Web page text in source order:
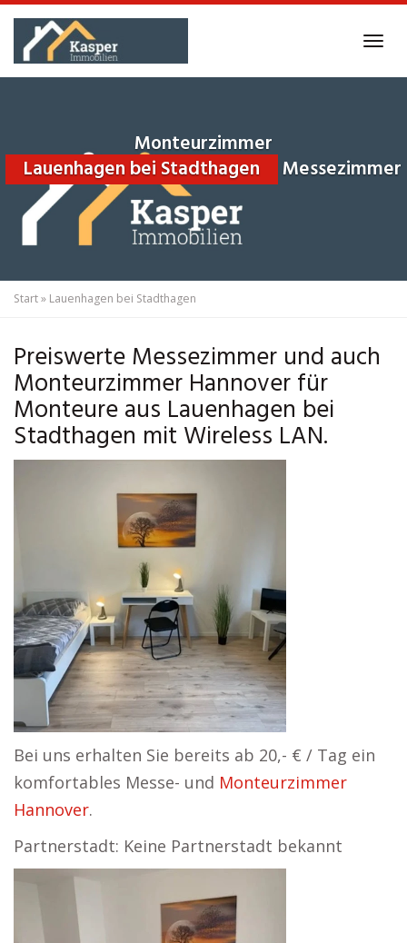
Skip
main
Monteurzimmer
Lauenhagen bei Stadthagen
Messezimmer
Start» Lauenhagen bei Stadthagen
Preiswerte Messezimmer und auch
Monteurzimmer Hannover für
Monteure aus Lauenhagen bei
Stadthagen mit Wireless LAN.
Bei uns erhalten Sie bereits ab 20,- € / Tag ein
komfortables Messe- und Monteurzimmer
Hannover.
Partnerstadt: Keine Partnerstadt bekannt